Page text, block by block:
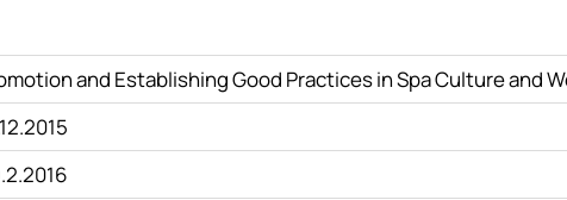
and Establishing Good Practices in Spa Culture and